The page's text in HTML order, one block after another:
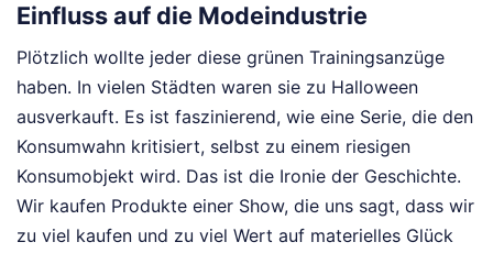
Einfluss auf die Modeindustrie
Plötzlich wollte jeder diese grünen Trainingsanzüge
haben. In vielen Städten waren sie zu Halloween
ausverkauft. Es ist faszinierend, wie eine Serie, die den
Konsumwahn kritisiert, selbst zu einem riesigen
Konsumobjekt wird. Das ist die Ironie der Geschichte.
Wir kaufen Produkte einer Show, die uns sagt, dass wir
zu viel kaufen und zu viel Wert auf materielles Glück